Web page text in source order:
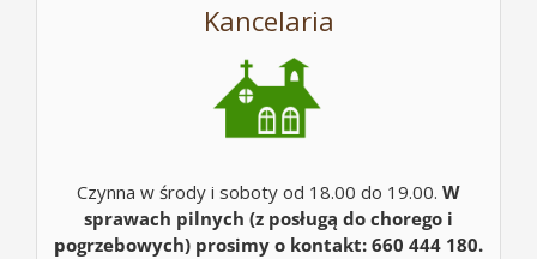
Kancelaria
Czynna w środy i soboty od 18.00 do 19.00. W
sprawach pilnych (z posługą do chorego i
pogrzebowych) prosimy o kontakt: 660 444 180.